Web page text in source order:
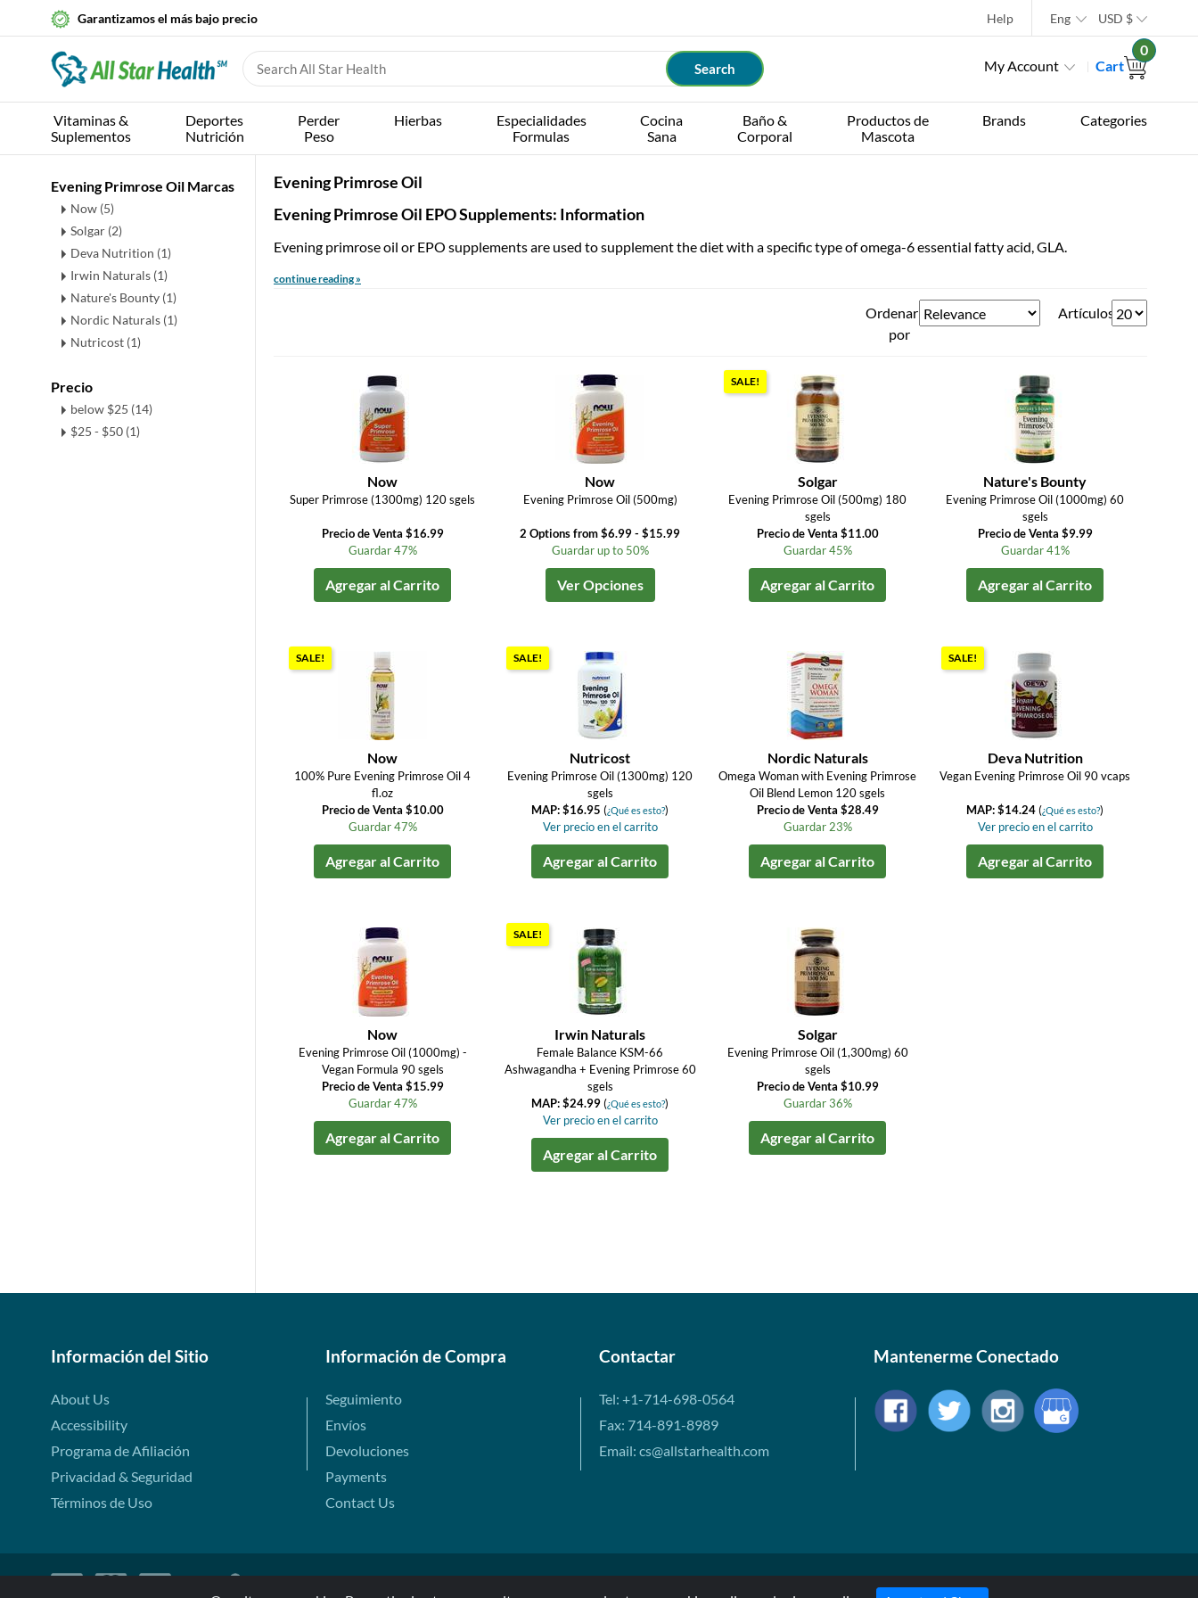
Garantizamos el más bajo precio Help Eng USD $
My Account Cart
0
Vitaminas &
Suplementos
Deportes
Nutrición
Perder
Peso
Hierbas
Especialidades
Formulas
Cocina
Sana
Baño &
Corporal
Productos de
Mascota
Brands Categories
Evening Primrose Oil Marcas
Now (5)
Solgar (2)
Deva Nutrition (1)
Irwin Naturals (1)
Nature's Bounty (1)
Nordic Naturals (1)
Nutricost (1)
Precio
below $25 (14)
$25 - $50 (1)
Evening Primrose Oil
Evening Primrose Oil EPO Supplements: Information
Evening primrose oil or EPO supplements are used to supplement the diet with a specific type of omega-6 essential fatty acid, GLA.
continue reading »
Ordenar
por
Artículos
Now
Super Primrose (1300mg) 120 sgels
Precio de Venta $16.99
Guardar 47%
Agregar al Carrito
Now
Evening Primrose Oil (500mg)
2 Options from $6.99 - $15.99
Guardar up to 50%
Ver Opciones
SALE!
Solgar
Evening Primrose Oil (500mg) 180
sgels
Precio de Venta $11.00
Guardar 45%
Agregar al Carrito
Nature's Bounty
Evening Primrose Oil (1000mg) 60
sgels
Precio de Venta $9.99
Guardar 41%
Agregar al Carrito
SALE!
Now
100% Pure Evening Primrose Oil 4
fl.oz
Precio de Venta $10.00
Guardar 47%
Agregar al Carrito
SALE!
Nutricost
Evening Primrose Oil (1300mg) 120
sgels
MAP: $16.95(¿Qué es esto?)
Ver precio en el carrito
Agregar al Carrito
Nordic Naturals
Omega Woman with Evening Primrose
Oil Blend Lemon 120 sgels
Precio de Venta $28.49
Guardar 23%
Agregar al Carrito
SALE!
Deva Nutrition
Vegan Evening Primrose Oil 90 vcaps
MAP: $14.24(¿Qué es esto?)
Ver precio en el carrito
Agregar al Carrito
Now
Evening Primrose Oil (1000mg) -
Vegan Formula 90 sgels
Precio de Venta $15.99
Guardar 47%
Agregar al Carrito
SALE!
Irwin Naturals
Female Balance KSM-66
Ashwagandha + Evening Primrose 60
sgels
MAP: $24.99(¿Qué es esto?)
Ver precio en el carrito
Agregar al Carrito
Solgar
Evening Primrose Oil (1,300mg) 60
sgels
Precio de Venta $10.99
Guardar 36%
Agregar al Carrito
Información del Sitio
About Us
Accessibility
Programa de Afiliación
Privacidad & Seguridad
Términos de Uso
Información de Compra
Seguimiento
Envíos
Devoluciones
Payments
Contact Us
Contactar
Tel: +1-714-698-0564
Fax: 714-891-8989
Email: cs@allstarhealth.com
Mantenerme Conectado
© 1999-2026, AllStarHealth.com | All Rights Reserved